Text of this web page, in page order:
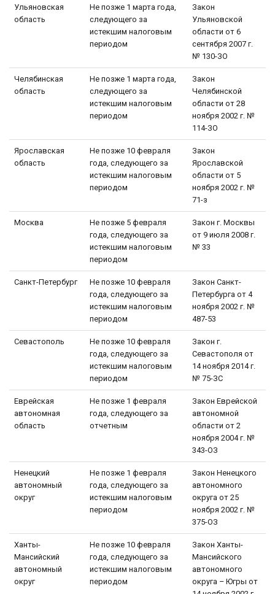
Ульяновская
область
Не позже 1 марта года,
следующего за
истекшим налоговым
периодом
Закон
Ульяновской
области от 6
сентября 2007 г.
№ 130-ЗО
Челябинская
область
Не позже 1 марта года,
следующего за
истекшим налоговым
периодом
Закон
Челябинской
области от 28
ноября 2002 г. №
114-ЗО
Ярославская
область
Не позже 10 февраля
года, следующего за
истекшим налоговым
периодом
Закон
Ярославской
области от 5
ноября 2002 г. №
71-з
Москва
Не позже 5 февраля
года, следующего за
истекшим налоговым
периодом
Закон г. Москвы
от 9 июля 2008 г.
№ 33
Санкт-Петербург
Не позже 10 февраля
года, следующего за
истекшим налоговым
периодом
Закон Санкт-
Петербурга от 4
ноября 2002 г. №
487-53
Севастополь
Не позже 10 февраля
года, следующего за
истекшим налоговым
периодом
Закон г.
Севастополя от
14 ноября 2014 г.
№ 75-ЗС
Еврейская
автономная
область
Не позже 1 февраля
года, следующего за
отчетным
Закон Еврейской
автономной
области от 2
ноября 2004 г. №
343-ОЗ
Ненецкий
автономный
округ
Не позже 1 февраля
года, следующего за
истекшим налоговым
периодом
Закон Ненецкого
автономного
округа от 25
ноября 2002 г. №
375-ОЗ
Ханты-
Мансийский
автономный
округ
Не позже 10 февраля
года, следующего за
истекшим налоговым
периодом
Закон Ханты-
Мансийского
автономного
округа – Югры от